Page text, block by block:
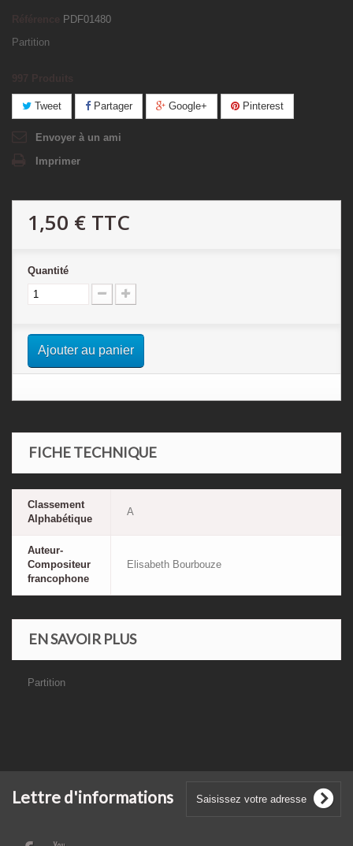
PDF01480
Partition
Tweet Partager Google+ Pinterest
Envoyer à un ami
Imprimer
1,50 € TTC
Quantité
Ajouter au panier
FICHE TECHNIQUE
Classement
Alphabétique
A
Auteur-
Compositeur
francophone
Elisabeth Bourbouze
EN SAVOIR PLUS
Partition
Lettre d'informations